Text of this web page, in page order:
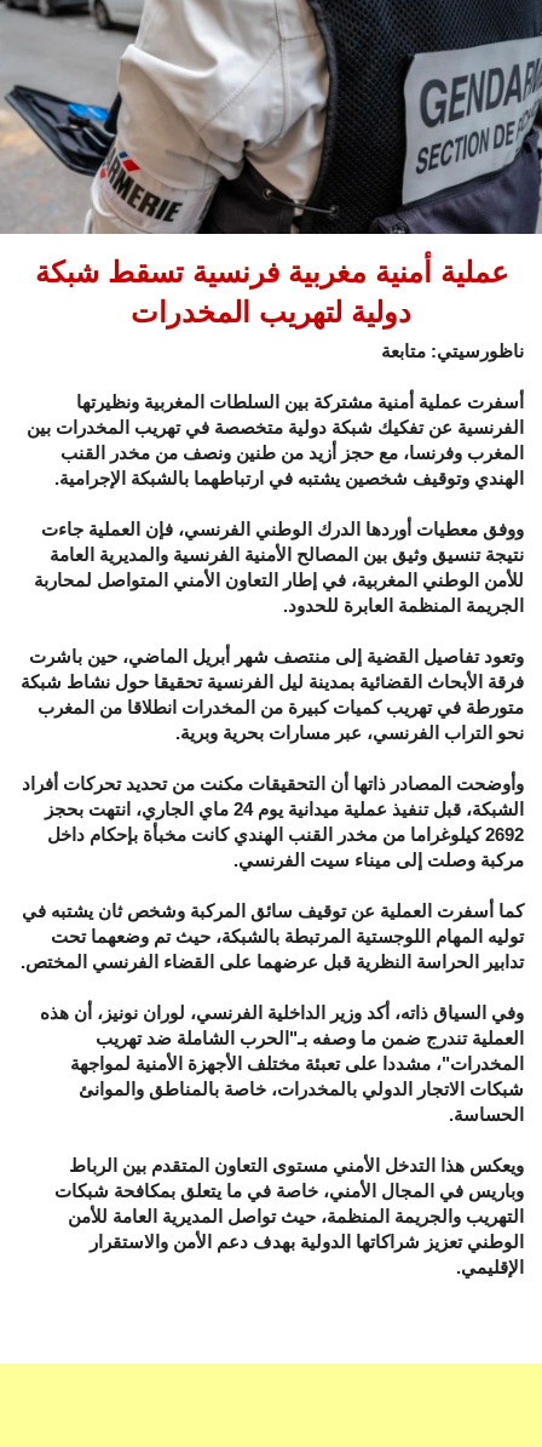
عملية أمنية مغربية فرنسية تسقط شبكة
دولية لتهريب المخدرات
ناظورسيتي: متابعة
أسفرت عملية أمنية مشتركة بين السلطات المغربية ونظيرتها
الفرنسية عن تفكيك شبكة دولية متخصصة في تهريب المخدرات بين
المغرب وفرنسا، مع حجز أزيد من طنين ونصف من مخدر القنب
الهندي وتوقيف شخصين يشتبه في ارتباطهما بالشبكة الإجرامية.
ووفق معطيات أوردها الدرك الوطني الفرنسي، فإن العملية جاءت
نتيجة تنسيق وثيق بين المصالح الأمنية الفرنسية والمديرية العامة
للأمن الوطني المغربية، في إطار التعاون الأمني المتواصل لمحاربة
الجريمة المنظمة العابرة للحدود.
وتعود تفاصيل القضية إلى منتصف شهر أبريل الماضي، حين باشرت
فرقة الأبحاث القضائية بمدينة ليل الفرنسية تحقيقا حول نشاط شبكة
متورطة في تهريب كميات كبيرة من المخدرات انطلاقا من المغرب
نحو التراب الفرنسي، عبر مسارات بحرية وبرية.
وأوضحت المصادر ذاتها أن التحقيقات مكنت من تحديد تحركات أفراد
الشبكة، قبل تنفيذ عملية ميدانية يوم 24 ماي الجاري، انتهت بحجز
2692 كيلوغراما من مخدر القنب الهندي كانت مخبأة بإحكام داخل
مركبة وصلت إلى ميناء سيت الفرنسي.
كما أسفرت العملية عن توقيف سائق المركبة وشخص ثان يشتبه في
توليه المهام اللوجستية المرتبطة بالشبكة، حيث تم وضعهما تحت
تدابير الحراسة النظرية قبل عرضهما على القضاء الفرنسي المختص.
وفي السياق ذاته، أكد وزير الداخلية الفرنسي، لوران نونيز، أن هذه
العملية تندرج ضمن ما وصفه بـ"الحرب الشاملة ضد تهريب
المخدرات"، مشددا على تعبئة مختلف الأجهزة الأمنية لمواجهة
شبكات الاتجار الدولي بالمخدرات، خاصة بالمناطق والموانئ
الحساسة.
ويعكس هذا التدخل الأمني مستوى التعاون المتقدم بين الرباط
وباريس في المجال الأمني، خاصة في ما يتعلق بمكافحة شبكات
التهريب والجريمة المنظمة، حيث تواصل المديرية العامة للأمن
الوطني تعزيز شراكاتها الدولية بهدف دعم الأمن والاستقرار
الإقليمي.